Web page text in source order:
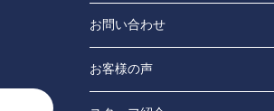
お問い合わせ
お客様の声